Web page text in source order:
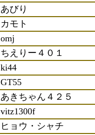
あびり
カモト
omj
ちえりー４０１
ki44
GT55
あきちゃん４２５
vitz1300f
ヒョウ・シャチ